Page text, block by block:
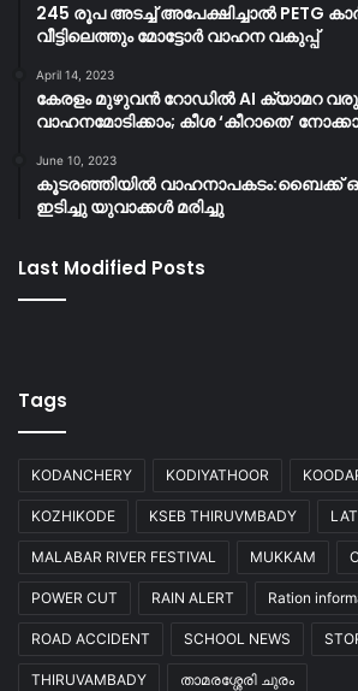
245 രൂപ അടച്ച് അപേക്ഷിച്ചാൽ
വീട്ടിലെത്തും മോട്ടോർ വാഹന വകുപ്പ്
April 14, 2023
കേരളം മുഴുവന്‍ റോഡില്‍ AI ക്യാമറ
വാഹനമോടിക്കാം; കീശ ‘കീറാതെ’
June 10, 2023
കൂടരഞ്ഞിയിൽ വാഹനാപകടം:ബൈക്ക്
ഇടിച്ചു യുവാക്കൾ മരിച്ചു
Last Modified Posts
Tags
KODANCHERY KODIYATHOOR
KOZHIKODE KSEB THIRUVMBADY
MALABAR RIVER FESTIVAL MUKKAM
POWER CUT RAIN ALERT Ration
ROAD ACCIDENT SCHOOL NEWS
THIRUVAMBADY താമരശ്ശേരി ചുരം